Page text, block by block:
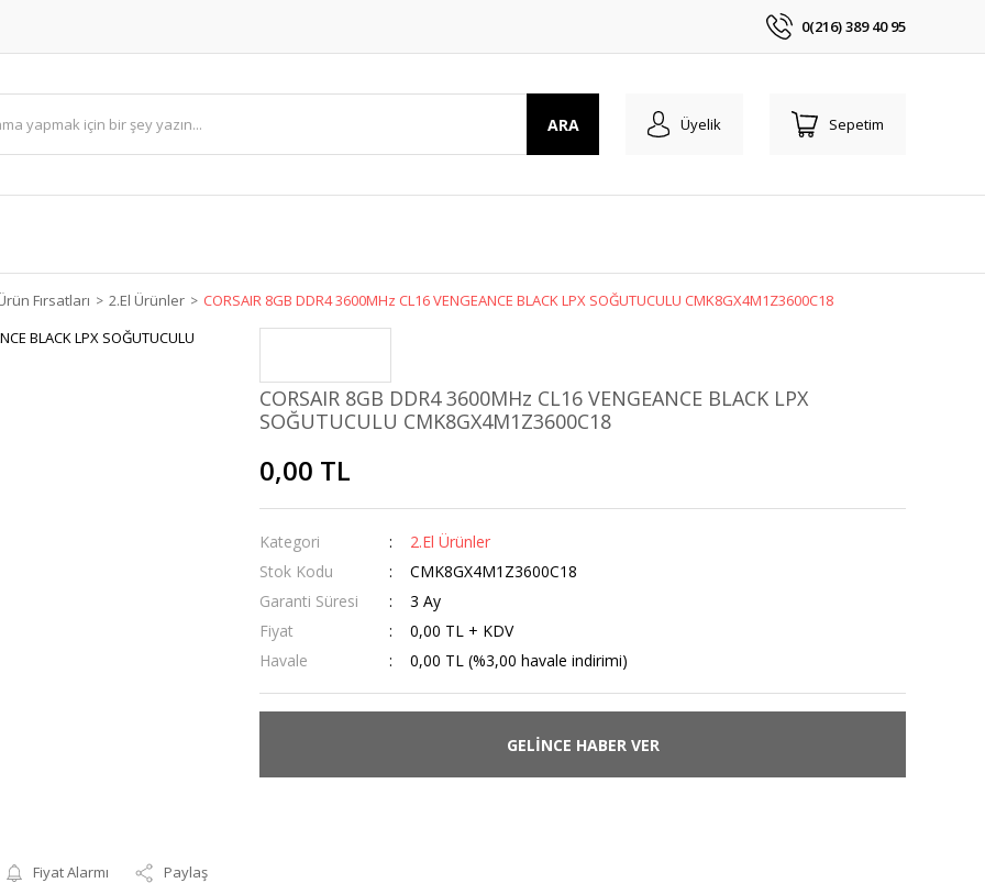
0(216) 389 40 95
ARA Üyelik Sepetim
Fırsatları 2.El Ürünler CORSAIR 8GB DDR4 3600MHz CL16 VENGEANCE BLACK LPX SOĞUTUCULU CMK8GX4M1Z3600C18
Fiyat Alarmı Paylaş
CORSAIR 8GB DDR4 3600MHz CL16 VENGEANCE BLACK LPX
SOĞUTUCULU CMK8GX4M1Z3600C18
0,00 TL
Kategori
2.El Ürünler
Stok Kodu
CMK8GX4M1Z3600C18
Garanti Süresi
3 Ay
Fiyat
0,00 TL + KDV
Havale
0,00 TL (%3,00 havale indirimi)
GELİNCE HABER VER